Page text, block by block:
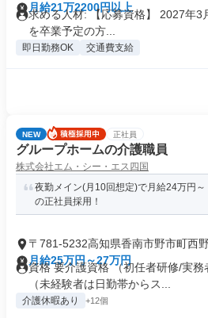
月給21万2200円以上
求める人材: 【応募資格】 2027年3
を卒業予定の方...
即日勤務OK 交通費支給
NEW 正社員
グループホームの介護職員
株式会社エム・シー・エス四国
夜勤メイン(月10回想定)で月給24万円
の正社員採用！
〒781-5232高知県香南市野市町西野
月給25万円～27万円
資格 要介護資格 （初任者研修/実
（未経験者は日勤帯からス...
介護休暇あり +12個